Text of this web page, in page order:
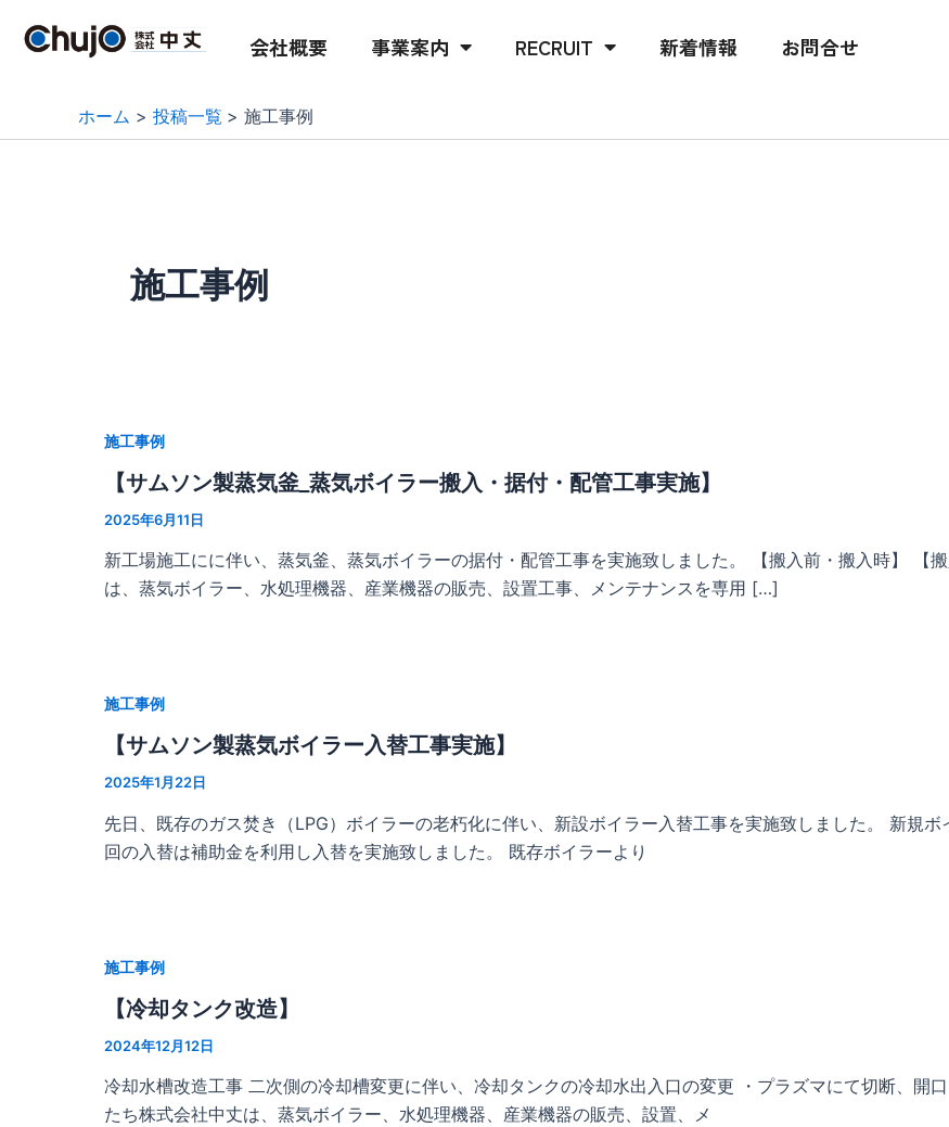
会社概要 事業案内 RECRUIT 新着情報 お問合せ
ホーム 投稿一覧 施工事例
施工事例
施工事例
【サムソン製蒸気釜_蒸気ボイラー搬入・据付・配管工事実施】
2025年6月11日
新工場施工にに伴い、蒸気釜、蒸気ボイラーの据付・配管工事を実施致しました。 【搬入前・搬入時】 【
は、蒸気ボイラー、水処理機器、産業機器の販売、設置工事、メンテナンスを専用 […]
施工事例
【サムソン製蒸気ボイラー入替工事実施】
2025年1月22日
先日、既存のガス焚き（LPG）ボイラーの老朽化に伴い、新設ボイラー入替工事を実施致しました。 新規
回の入替は補助金を利用し入替を実施致しました。 既存ボイラーより
施工事例
【冷却タンク改造】
2024年12月12日
冷却水槽改造工事 二次側の冷却槽変更に伴い、冷却タンクの冷却水出入口の変更 ・プラズマにて切断、開
たち株式会社中丈は、蒸気ボイラー、水処理機器、産業機器の販売、設置、メ